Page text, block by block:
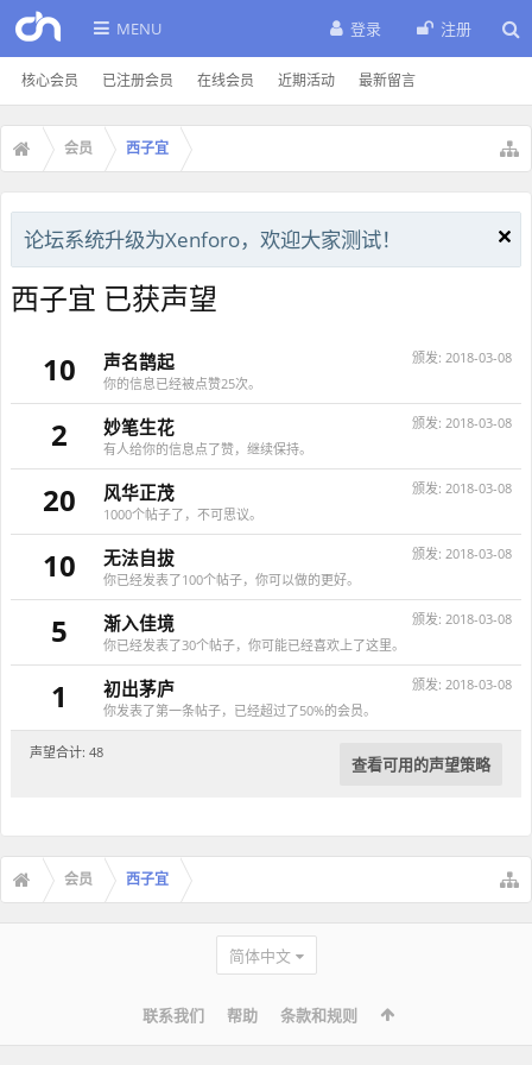
MENU
核心会员 已注册会员 在线会员 近期活动 最新留言
登录 注册
会员 西子宜
论坛系统升级为Xenforo，欢迎大家测试！
西子宜 已获声望
10
颁发: 2018-03-08
声名鹊起
你的信息已经被点赞25次。
2 颁发: 2018-03-08
妙笔生花
有人给你的信息点了赞，继续保持。
20 颁发: 2018-03-08
风华正茂
1000个帖子了，不可思议。
10 颁发: 2018-03-08
无法自拔
你已经发表了100个帖子，你可以做的更好。
5 颁发: 2018-03-08
渐入佳境
你已经发表了30个帖子，你可能已经喜欢上了这里。
1 颁发: 2018-03-08
初出茅庐
你发表了第一条帖子，已经超过了50%的会员。
声望合计: 48
查看可用的声望策略
会员 西子宜
简体中文
联系我们 帮助 条款和规则